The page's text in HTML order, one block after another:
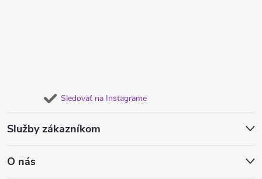
Sledovať na Instagrame
Služby zákazníkom
O nás